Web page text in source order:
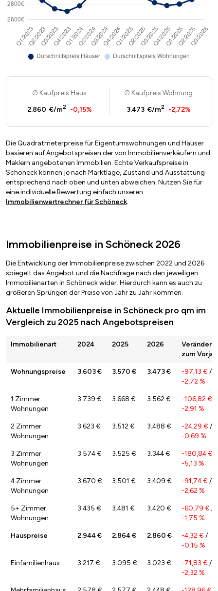
Kaufpreis Haus
2.860 €/m2 -0,15%
Kaufpreis Wohnung
3.473 €/m2 -2,72%
Die Quadratmeterpreise für Eigentumswohnungen und Häuser
basieren auf Angebotspreisen der von Immobilienverkäufern und
Maklern angebotenen Immobilien. Echte Verkaufspreise in
Schöneck können je nach Marktlage, Zustand und Ausstattung
entsprechend nach oben und unten abweichen. Nutzen Sie für
eine individuelle Bewertung einfach unseren
Immobilienwertrechner für Schöneck.
Immobilienpreise in Schöneck 2026
Die Entwicklung der Immobilienpreise zwischen 2022 und 2026
spiegelt das Angebot und die Nachfrage nach den jeweiligen
Immobilienarten in Schöneck wider. Hierdurch kann es auch zu
größeren Sprüngen der Preise von Jahr zu Jahr kommen.
Aktuelle Immobilienpreise in Schöneck pro qm im
Vergleich zu 2025 nach Angebotspreisen
Immobilienart 2024 2025 2026
zum
Wohnungspreise 3.603 € 3.570 € 3.473 € -97,13 € /
-2,72 %
1 Zimmer
Wohnungen
3.739 € 3.668 € 3.562 € -106,82 €
-2,91 %
2 Zimmer
Wohnungen
3.623 € 3.512 € 3.488 € -24,29 € /
-0,69 %
3 Zimmer
Wohnungen
3.574 € 3.525 € 3.344 € -180,84 €
-5,13 %
4 Zimmer
Wohnungen
3.670 € 3.501 € 3.409 € -91,74 € /
-2,62 %
5+ Zimmer
Wohnungen
3.435 € 3.481 € 3.420 € -60,79 € /
-1,75 %
Hauspreise 2.944 € 2.864 € 2.860 € -4,32 € /
-0,15 %
Einfamilienhaus 3.217 € 3.095 € 3.023 € -71,83 € /
-2,32 %